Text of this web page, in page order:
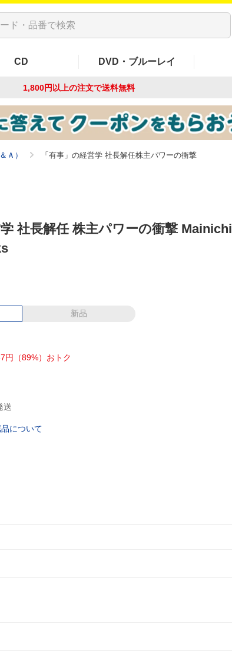
CD DVD・ブルーレイ
1,800円以上の注文で送料無料
Ａ） 「有事」の経営学 社長解任株主パワーの衝撃
学 社長解任 株主パワーの衝撃 Mainichi
新品
円（89%）おトク
送
について